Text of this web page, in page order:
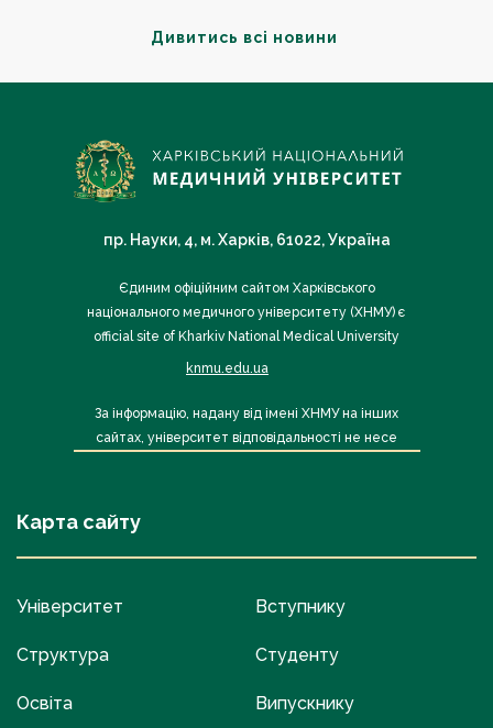
Дивитись всі новини
пр. Науки, 4, м. Харків, 61022, Україна
Єдиним офіційним сайтом Харківського
національного медичного університету (ХНМУ) є
official site of Kharkiv National Medical University
knmu.edu.ua
За інформацію, надану від імені ХНМУ на інших
сайтах, університет відповідальності не несе
Карта сайту
Університет
Структура
Освіта
Вступнику
Студенту
Випускнику